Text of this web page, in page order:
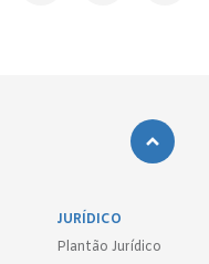
JURÍDICO
Plantão Jurídico